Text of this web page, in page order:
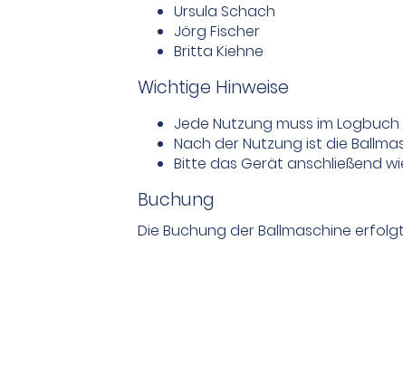
Ursula Schach
Jörg Fischer
Britta Kiehne
Wichtige Hinweise
Jede Nutzung muss im
Nach der Nutzung ist die
Bitte das Gerät anschließend
Buchung
Die Buchung der Ballmaschine